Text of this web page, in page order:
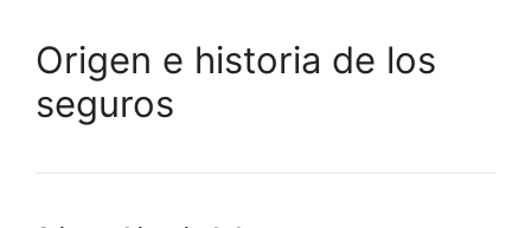
Origen e historia de los
seguros